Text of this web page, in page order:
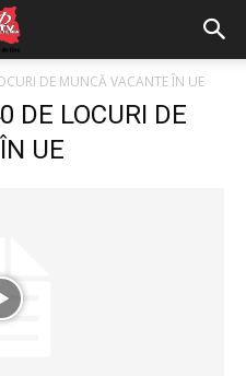
DE MUNCĂ VACANTE ÎN UE
DE LOCURI DE
UE